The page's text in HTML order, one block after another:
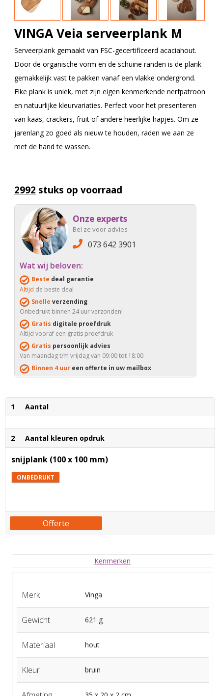
VINGA Veia serveerplank M
Serveerplank gemaakt van FSC-gecertificeerd acaciahout.
Door de organische vorm en de schuine randen is de plank
gemakkelijk vast te pakken vanaf een vlakke ondergrond.
Elke plank is uniek, met zijn eigen kenmerkende nerfpatroon
en natuurlijke kleurvariaties. Perfect voor het presenteren
van kaas, crackers, fruit of andere heerlijke hapjes. Om ze
jarenlang zo goed als nieuw te houden, raden we aan ze
met de hand te wassen.
2992 stuks op voorraad
Onze experts
Bel ze voor advies
073 642 3901
Wat wij beloven:
Beste deal garantie
Altijd de beste deal
Snelle verzending
Onbedrukt binnen 24 uur verzonden!
Gratis digitale proefdruk
Altijd vooraf een gratis proefdruk
Gratis persoonlijk advies
Van maandag t/m vrijdag van 09:00 tot 18:00
Binnen 4 uur een offerte in uw mailbox
1 Aantal
2 Aantal kleuren opdruk
snijplank (100 x 100 mm)
ONBEDRUKT
Offerte
Kenmerken
Merk Vinga
Gewicht 621 g
Materiaal hout
Kleur bruin